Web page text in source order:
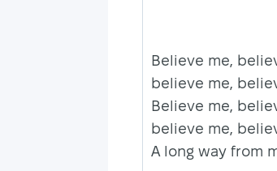
Believe me,
believe me,
Believe me,
believe me,
A long way from